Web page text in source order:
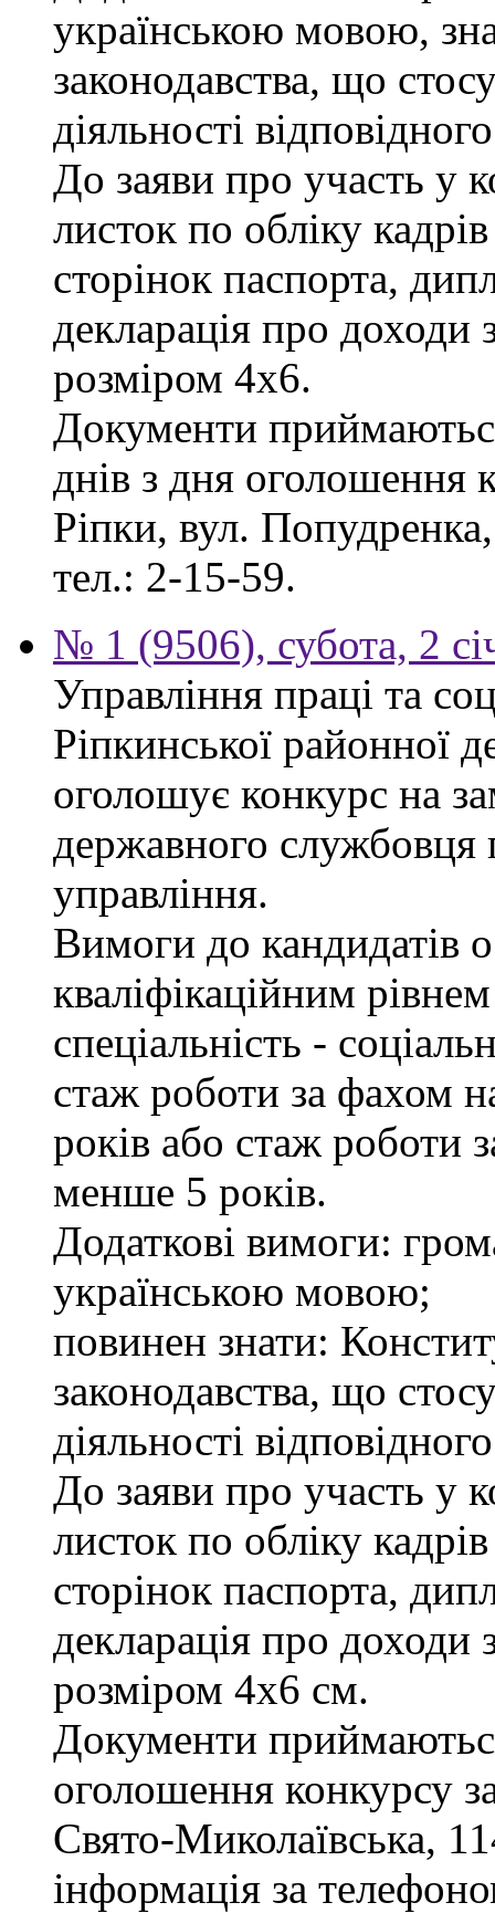
українською мовою,
законодавства, що
діяльності
До заяви про участь у
листок по обліку
сторінок паспорта,
декларація про доходи
розміром 4х6.
Документи
днів з дня оголошення
Ріпки, вул.
тел.: 2-15-59.
№ 1 (9506), субота, 2
Управління праці та
Ріпкинської районної
оголошує конкурс на
державного службовця
управління.
Вимоги до кандидатів
кваліфікаційним
спеціальність -
стаж роботи за фахом
років або стаж роботи
менше 5 років.
Додаткові вимоги:
українською мовою;
повинен знати:
законодавства, що
діяльності
До заяви про участь у
листок по обліку
сторінок паспорта,
декларація про доходи
розміром 4х6 см.
Документи
оголошення конкурсу
Свято-Миколаївська,
інформація за